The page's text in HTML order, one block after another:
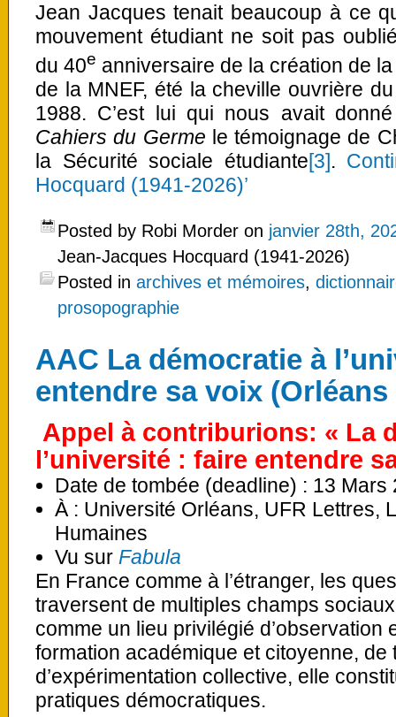
Jean Jacques tenait beaucoup à ce
mouvement étudiant ne soit pas
du 40e anniversaire de la création de
de la MNEF, été la cheville ouvrière
1988. C’est lui qui nous avait
Cahiers du Germe le témoignage de
la Sécurité sociale étudiante[3].
Hocquard (1941-2026)’
Posted by Robi Morder on janvier 28th,
Jean-Jacques Hocquard (1941-2026)
Posted in archives et mémoires,
prosopographie
AAC La démocratie à
entendre sa voix
Appel à contriburions: « La
l’université : faire entendre
Date de tombée (deadline) : 13 Mars
À : Université Orléans, UFR Lettres,
Humaines
Vu sur Fabula
En France comme à l’étranger, les
traversent de multiples champs
comme un lieu privilégié d’observation
formation académique et citoyenne,
d’expérimentation collective, elle
pratiques démocratiques.